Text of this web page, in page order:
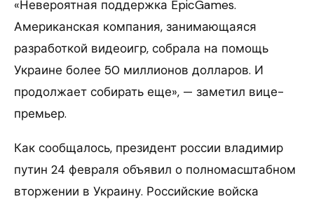
«Невероятная поддержка EpicGames.
Американская компания, занимающаяся
разработкой видеоигр, собрала на помощь
Украине более 50 миллионов долларов. И
продолжает собирать еще», — заметил вице-
премьер.
Как сообщалось, президент россии владимир
путин 24 февраля объявил о полномасштабном
вторжении в Украину. Российские войска